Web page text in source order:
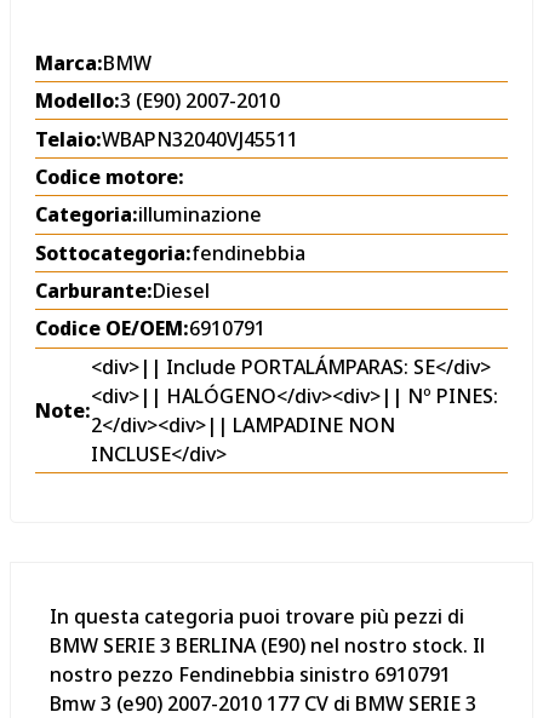
Marca:BMW
Modello:3 (E90) 2007-2010
Telaio:WBAPN32040VJ45511
Codice motore:
Categoria:illuminazione
Sottocategoria:fendinebbia
Carburante:Diesel
Codice OE/OEM:6910791
Note:
<div>|| Include PORTALÁMPARAS: SE</div>
<div>|| HALÓGENO</div><div>|| Nº PINES:
2</div><div>|| LAMPADINE NON
INCLUSE</div>
In questa categoria puoi trovare più pezzi di
BMW SERIE 3 BERLINA (E90) nel nostro stock. Il
nostro pezzo Fendinebbia sinistro 6910791
Bmw 3 (e90) 2007-2010 177 CV di BMW SERIE 3